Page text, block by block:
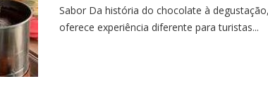
Sabor Da história do chocolate à
oferece experiência diferente para turistas...